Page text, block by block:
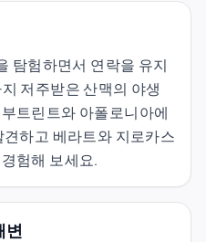
탐험하면서 연락을 유지
저주받은 산맥의 야생
트린트와 아폴로니아에
하고 베라트와 지로카스
험해 보세요.
변